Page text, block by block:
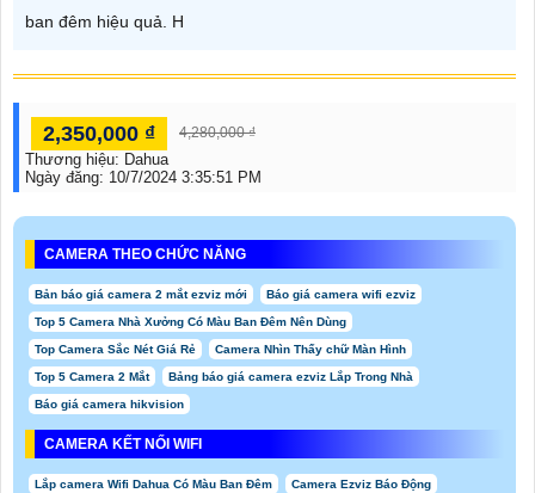
ban đêm hiệu quả. H
2,350,000 ₫ 4,280,000 ₫
Thương hiệu: Dahua
Ngày đăng: 10/7/2024 3:35:51 PM
CAMERA THEO CHỨC NĂNG
Bản báo giá camera 2 mắt ezviz mới Báo giá camera wifi ezviz
Top 5 Camera Nhà Xưởng Có Màu Ban Đêm Nên Dùng
Top Camera Sắc Nét Giá Rẻ Camera Nhìn Thấy chữ Màn Hình
Top 5 Camera 2 Mắt Bảng báo giá camera ezviz Lắp Trong Nhà
Báo giá camera hikvision
CAMERA KẾT NỐI WIFI
Lắp camera Wifi Dahua Có Màu Ban Đêm Camera Ezviz Báo Động